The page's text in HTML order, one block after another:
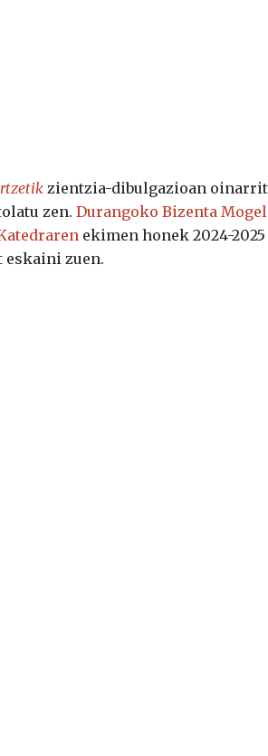
zientzia-dibulgazioan
zen.Durangoko Bizenta
ekimen honek 2024-
zuen.